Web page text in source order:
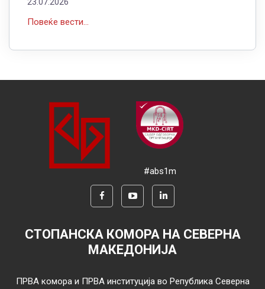
Повеќе вести...
#abs1m
СТОПАНСКА КОМОРА НА СЕВЕРНА
МАКЕДОНИЈА
ПРВА комора и ПРВА институција во Република Северна